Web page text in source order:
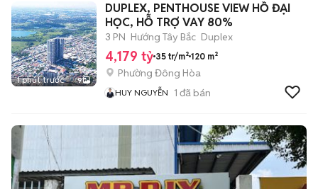
1 phút trước 9
DUPLEX, PENTHOUSE VIEW HỒ ĐẠI
HỌC, HỖ TRỢ VAY 80%
3 PN Hướng Tây Bắc Duplex
4,179 tỷ 35 tr/m² 120 m²
Phường Đông Hòa
HUY NGUYỄN 1 đã bán